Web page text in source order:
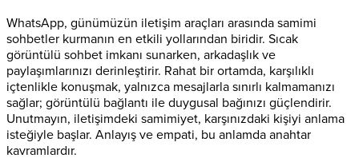
WhatsApp, günümüzün iletişim araçları arasında samimi
sohbetler kurmanın en etkili yollarından biridir. Sıcak
görüntülü sohbet imkanı sunarken, arkadaşlık ve
paylaşımlarınızı derinleştirir. Rahat bir ortamda, karşılıklı
içtenlikle konuşmak, yalnızca mesajlarla sınırlı kalmamanızı
sağlar; görüntülü bağlantı ile duygusal bağınızı güçlendirir.
Unutmayın, iletişimdeki samimiyet, karşınızdaki kişiyi anlama
isteğiyle başlar. Anlayış ve empati, bu anlamda anahtar
kavramlardır.